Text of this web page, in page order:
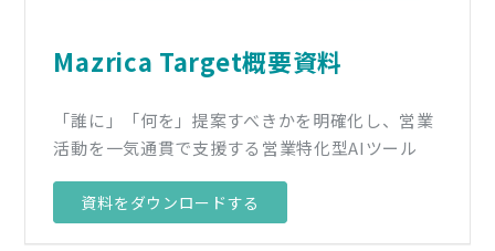
Mazrica Target概要資料
「誰に」「何を」提案すべきかを明確化し、営業
活動を一気通貫で支援する営業特化型AIツール
資料をダウンロードする